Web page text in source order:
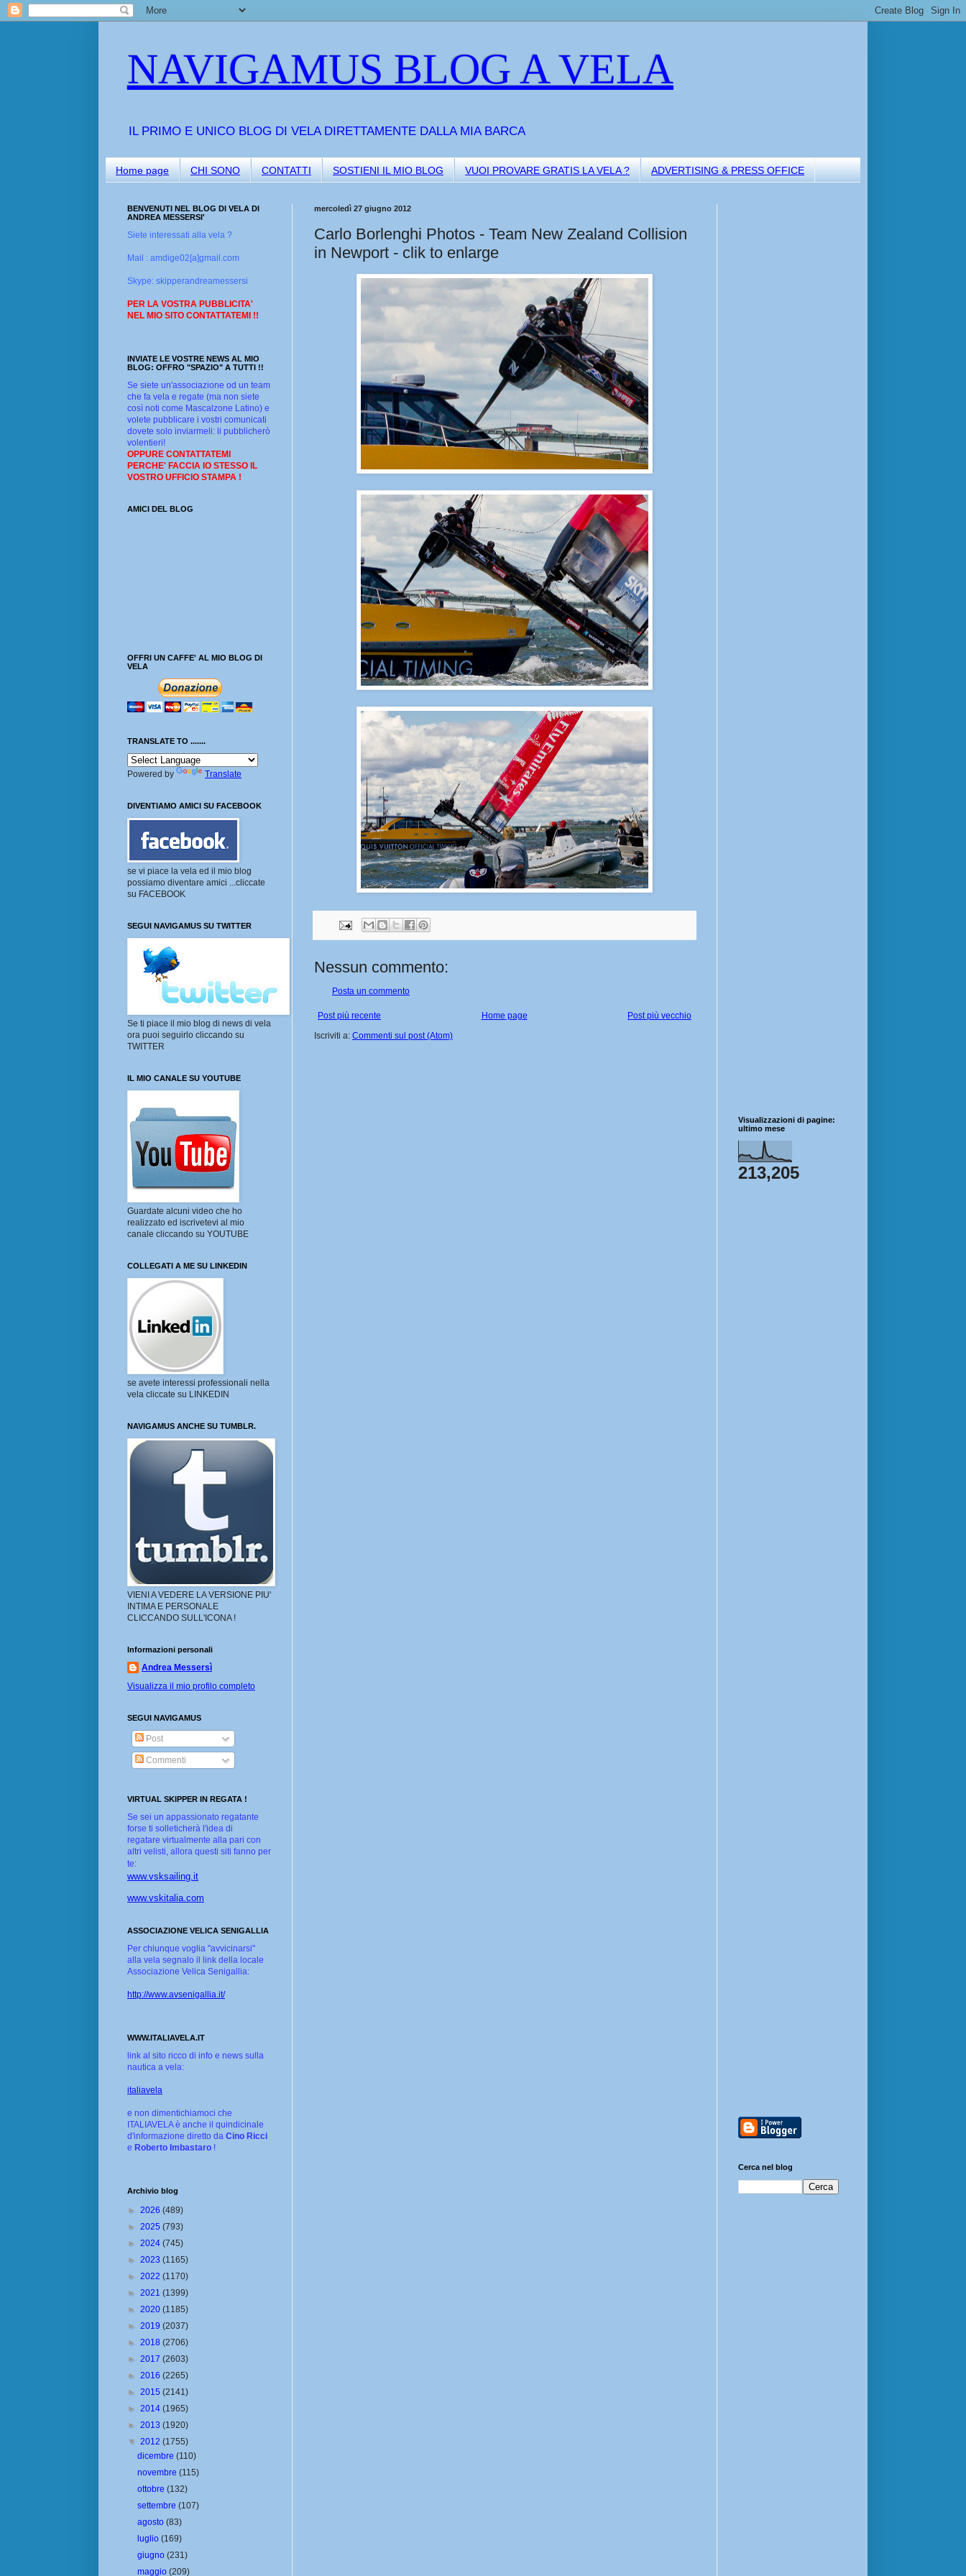
NAVIGAMUS BLOG A VELA
IL PRIMO E UNICO BLOG DI VELA DIRETTAMENTE DALLA MIA BARCA
Home page CHI SONO CONTATTI SOSTIENI IL MIO BLOG VUOI PROVARE GRATIS LA VELA ? ADVERTISING & PRESS OFFICE
mercoledì 27 giugno 2012
Carlo Borlenghi Photos - Team New Zealand Collision
in Newport - clik to enlarge
Nessun commento:
Posta un commento
Post più recente Post più vecchio
Home page
Iscriviti a: Commenti sul post (Atom)
BENVENUTI NEL BLOG DI VELA DI
ANDREA MESSERSI'
Siete interessati alla vela ?
Mail : amdige02[a]gmail.com
Skype: skipperandreamessersi
PER LA VOSTRA PUBBLICITA'
NEL MIO SITO CONTATTATEMI !!
INVIATE LE VOSTRE NEWS AL MIO
BLOG: OFFRO "SPAZIO" A TUTTI !!
Se siete un'associazione od un team
che fa vela e regate (ma non siete
così noti come Mascalzone Latino) e
volete pubblicare i vostri comunicati
dovete solo inviarmeli: li pubblicherò
volentieri!
OPPURE CONTATTATEMI
PERCHE' FACCIA IO STESSO IL
VOSTRO UFFICIO STAMPA !
AMICI DEL BLOG
OFFRI UN CAFFE' AL MIO BLOG DI
VELA
TRANSLATE TO .......
Powered by Translate
DIVENTIAMO AMICI SU FACEBOOK
se vi piace la vela ed il mio blog
possiamo diventare amici ...cliccate
su FACEBOOK
SEGUI NAVIGAMUS SU TWITTER
Se ti piace il mio blog di news di vela
ora puoi seguirlo cliccando su
TWITTER
IL MIO CANALE SU YOUTUBE
Guardate alcuni video che ho
realizzato ed iscrivetevi al mio
canale cliccando su YOUTUBE
COLLEGATI A ME SU LINKEDIN
se avete interessi professionali nella
vela cliccate su LINKEDIN
NAVIGAMUS ANCHE SU TUMBLR.
VIENI A VEDERE LA VERSIONE PIU'
INTIMA E PERSONALE
CLICCANDO SULL'ICONA !
Informazioni personali
Andrea Messersì
Visualizza il mio profilo completo
SEGUI NAVIGAMUS
Post
Commenti
VIRTUAL SKIPPER IN REGATA !
Se sei un appassionato regatante
forse ti solleticherà l'idea di
regatare virtualmente alla pari con
altri velisti, allora questi siti fanno per
te:
www.vsksailing.it
www.vskitalia.com
ASSOCIAZIONE VELICA SENIGALLIA
Per chiunque voglia "avvicinarsi"
alla vela segnalo il link della locale
Associazione Velica Senigallia:
http://www.avsenigallia.it/
WWW.ITALIAVELA.IT
link al sito ricco di info e news sulla
nautica a vela:
italiavela
e non dimentichiamoci che
ITALIAVELA è anche il quindicinale
d'informazione diretto da Cino Ricci
e Roberto Imbastaro !
Archivio blog
► 2026 (489)
► 2025 (793)
► 2024 (745)
► 2023 (1165)
► 2022 (1170)
► 2021 (1399)
► 2020 (1185)
► 2019 (2037)
► 2018 (2706)
► 2017 (2603)
► 2016 (2265)
► 2015 (2141)
► 2014 (1965)
► 2013 (1920)
▼ 2012 (1755)
dicembre(110)
novembre(115)
ottobre(132)
settembre(107)
agosto(83)
luglio(169)
giugno(231)
maggio(209)
Visualizzazioni di pagine:
ultimo mese
213,205
Cerca nel blog